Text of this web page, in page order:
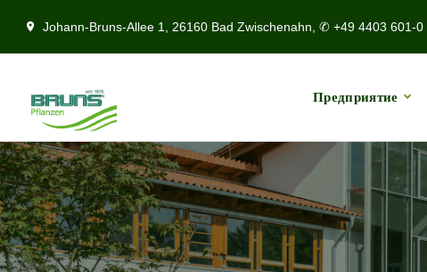
Johann-Bruns-Allee 1, 26160 Bad Zwischenahn, ✆ +49 4403 601-0
Предприятие